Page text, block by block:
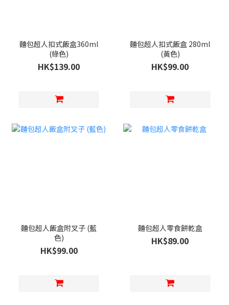
麵包超人扣式飯盒360ml
(綠色)
HK$139.00
麵包超人扣式飯盒 280ml
(黃色)
HK$99.00
麵包超人飯盒附叉子 (藍
色)
HK$99.00
麵包超人零食餅乾盒
HK$89.00